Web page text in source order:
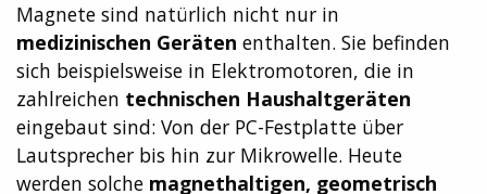
Magnete sind natürlich nicht nur in
medizinischen Geräten enthalten. Sie befinden
sich beispielsweise in Elektromotoren, die in
zahlreichen technischen Haushaltgeräten
eingebaut sind: Von der PC-Festplatte über
Lautsprecher bis hin zur Mikrowelle. Heute
werden solche magnethaltigen, geometrisch